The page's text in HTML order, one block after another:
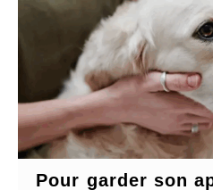
Pour garder son